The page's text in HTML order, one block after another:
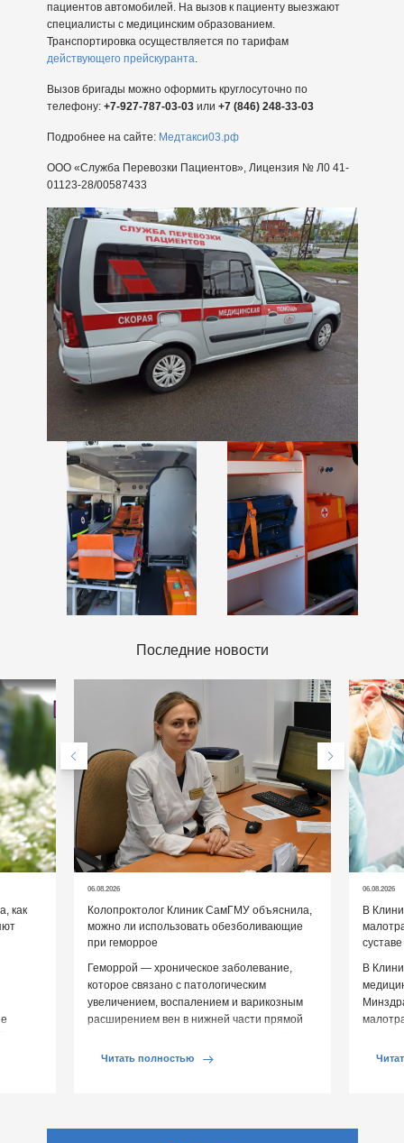
пациентов автомобилей. На вызов к пациенту выезжают
специалисты с медицинским образованием.
Транспортировка осуществляется по тарифам
действующего прейскуранта.
Вызов бригады можно оформить круглосуточно по
телефону: +7-927-787-03-03или +7 (846) 248-33-03
Подробнее на сайте: Медтакси03.рф
ООО «Служба Перевозки Пациентов», Лицензия № Л0 41-
01123-28/00587433
Последние новости
как
06.08.2026
Колопроктолог Клиник СамГМУ объяснила,
можно ли использовать обезболивающие
при геморрое
Геморрой — хроническое заболевание,
которое связано с патологическим
увеличением, воспалением и варикозным
расширением вен в нижней части прямой
обострении […]
Читать полностью
06.08.2026
В
суставе
В